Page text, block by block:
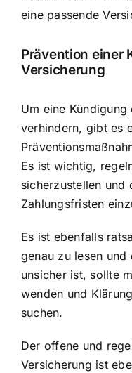
eine passende
Prävention einer
Versicherung
Um eine
verhindern, gibt es
Es ist wichtig,
sicherzustellen und
Zahlungsfristen
Es ist ebenfalls
genau zu lesen und
unsicher ist, sollte
wenden und
suchen.
Der offene und
Versicherung ist